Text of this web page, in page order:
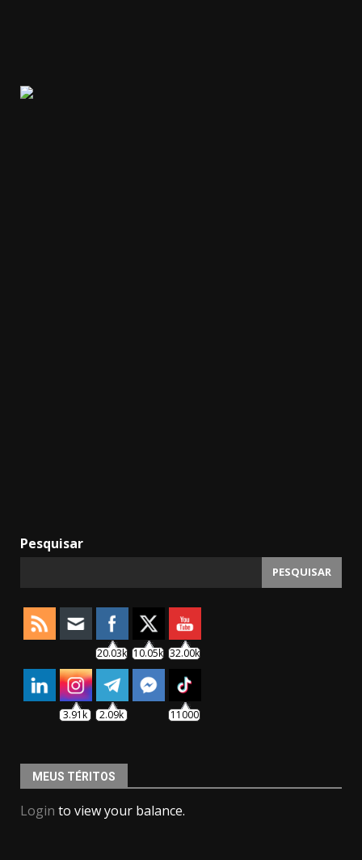
Pesquisar
PESQUISAR
20.03k 10.05k 32.00k
3.91k 2.09k 11000
MEUS TÉRITOS
Login to view your balance.